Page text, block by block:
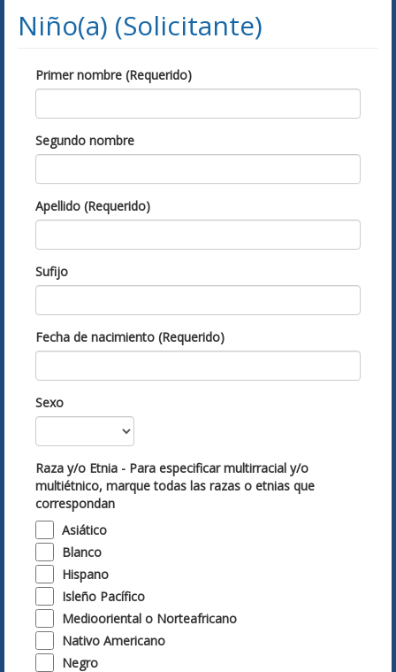
Niño(a) (Solicitante)
Primer nombre (Requerido)
Segundo nombre
Apellido (Requerido)
Sufijo
Fecha de nacimiento (Requerido)
Sexo
Raza y/o Etnia - Para especificar multirracial y/o
multiétnico, marque todas las razas o etnias que
correspondan
Asiático
Blanco
Hispano
Isleño Pacífico
Mediooriental o Norteafricano
Nativo Americano
Negro